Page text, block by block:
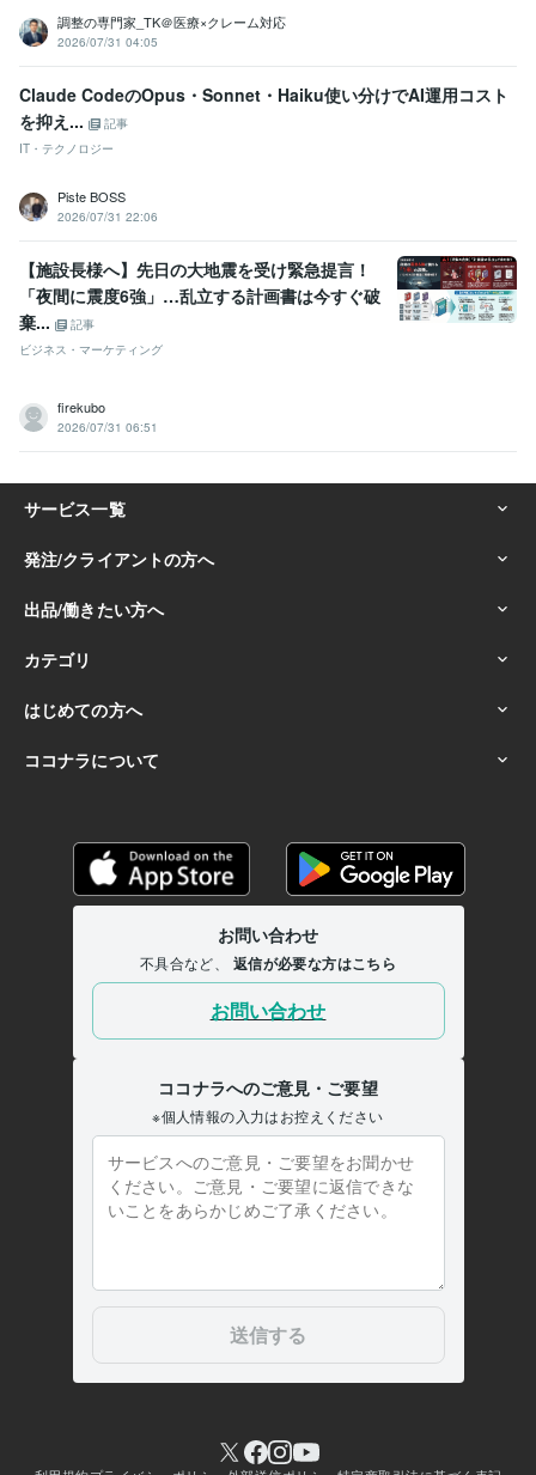
調整の専門家_TK＠医療×クレーム対応
2026/07/31 04:05
Claude CodeのOpus・Sonnet・Haiku使い分けでAI運用コスト
を抑え...
記事
IT・テクノロジー
Piste BOSS
2026/07/31 22:06
【施設長様へ】先日の大地震を受け緊急提言！
「夜間に震度6強」…乱立する計画書は今すぐ破
棄...
記事
ビジネス・マーケティング
firekubo
2026/07/31 06:51